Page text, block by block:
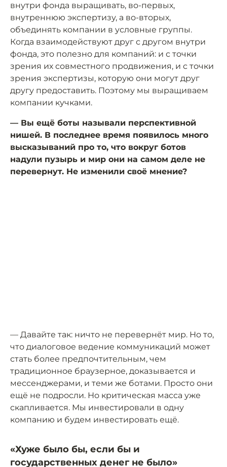
внутри фонда выращивать, во-первых,
внутреннюю экспертизу, а во-вторых,
объединять компании в условные группы.
Когда взаимодействуют друг с другом внутри
фонда, это полезно для компаний: и с точки
зрения их совместного продвижения, и с точки
зрения экспертизы, которую они могут друг
другу предоставить. Поэтому мы выращиваем
компании кучками.
— Вы ещё боты называли перспективной
нишей. В последнее время появилось много
высказываний про то, что вокруг ботов
надули пузырь и мир они на самом деле не
перевернут. Не изменили своё мнение?
— Давайте так: ничто не перевернёт мир. Но то,
что диалоговое ведение коммуникаций может
стать более предпочтительным, чем
традиционное браузерное, доказывается и
мессенджерами, и теми же ботами. Просто они
ещё не подросли. Но критическая масса уже
скапливается. Мы инвестировали в одну
компанию и будем инвестировать ещё.
«Хуже было бы, если бы и
государственных денег не было»